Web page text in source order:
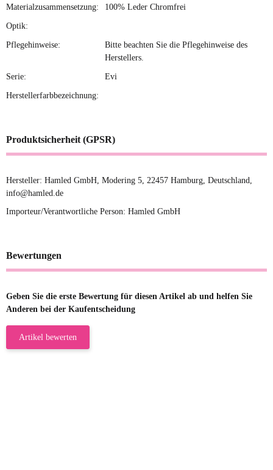
Materialzusammensetzung: 100% Leder Chromfrei
Optik:
Pflegehinweise:
Bitte beachten Sie die Pflegehinweise des
Herstellers.
Serie: Evi
Herstellerfarbbezeichnung:
Produktsicherheit (GPSR)
Hersteller: Hamled GmbH, Modering 5, 22457 Hamburg, Deutschland,
info@hamled.de
Importeur/Verantwortliche Person: Hamled GmbH
Bewertungen
Geben Sie die erste Bewertung für diesen Artikel ab und helfen Sie
Anderen bei der Kaufentscheidung
Artikel bewerten